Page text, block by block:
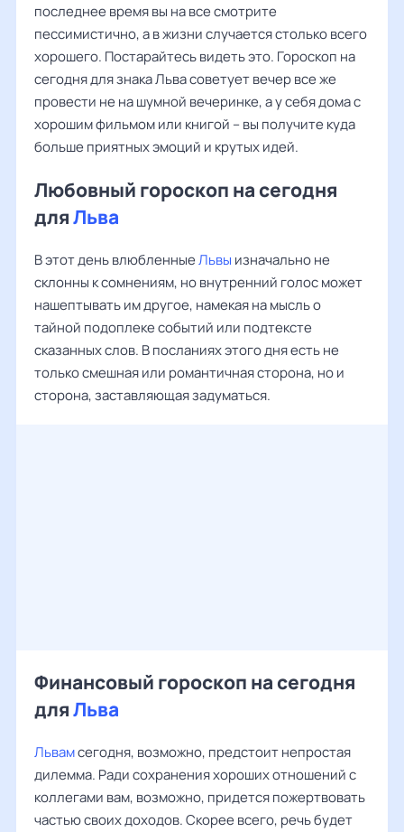
последнее время вы на все смотрите
пессимистично, а в жизни случается столько всего
хорошего. Постарайтесь видеть это. Гороскоп на
сегодня для знака Льва советует вечер все же
провести не на шумной вечеринке, а у себя дома с
хорошим фильмом или книгой – вы получите куда
больше приятных эмоций и крутых идей.
Любовный гороскоп на сегодня
дляЛьва
В этот день влюбленныеЛьвы изначально не
склонны к сомнениям, но внутренний голос может
нашептывать им другое, намекая на мысль о
тайной подоплеке событий или подтексте
сказанных слов. В посланиях этого дня есть не
только смешная или романтичная сторона, но и
сторона, заставляющая задуматься.
Финансовый гороскоп на сегодня
дляЛьва
Львамсегодня, возможно, предстоит непростая
дилемма. Ради сохранения хороших отношений с
коллегами вам, возможно, придется пожертвовать
частью своих доходов. Скорее всего, речь будет